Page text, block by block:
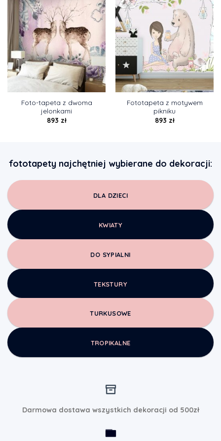
Foto-tapeta z dwoma
jelonkami
893 zł
Fototapeta z motywem
pikniku
893 zł
fototapety najchętniej wybierane do dekoracji:
DLA DZIECI
KWIATY
DO SYPIALNI
TEKSTURY
TURKUSOWE
TROPIKALNE
Darmowa dostawa wszystkich dekoracji od 500zł